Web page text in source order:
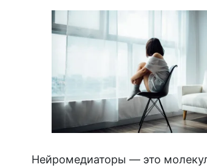
Нейромедиаторы — это